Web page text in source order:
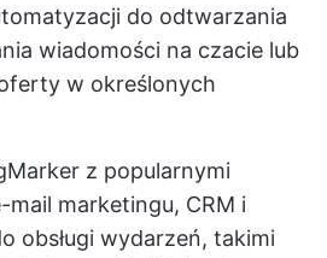
do odtwarzania
wiadomości na czacie lub
w określonych
z popularnymi
marketingu, CRM i
obsługi wydarzeń, takimi